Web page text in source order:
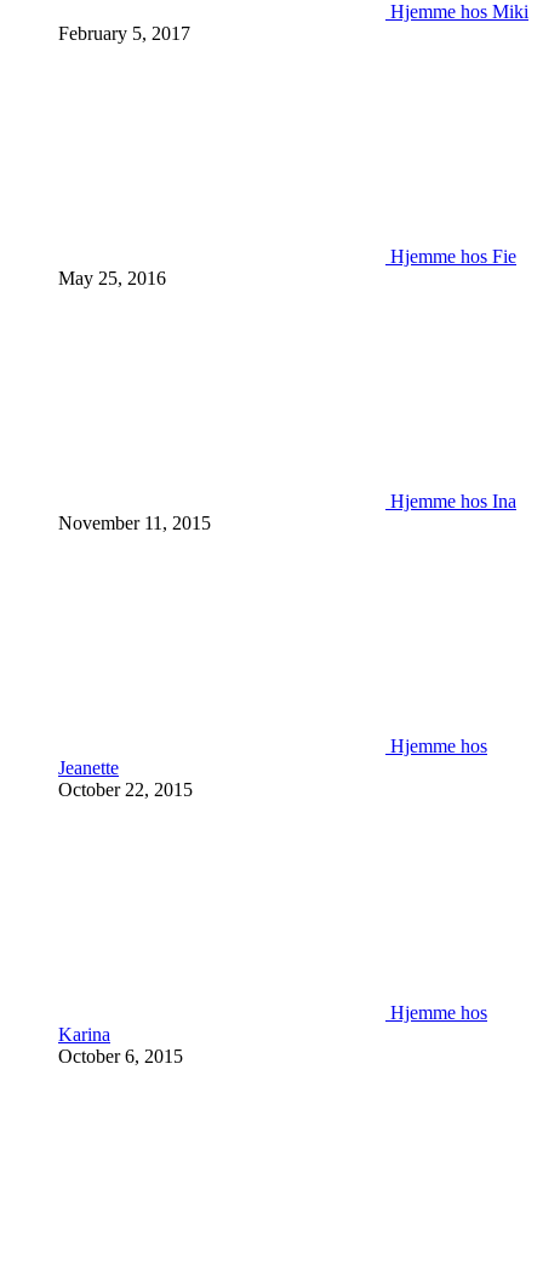
Hjemme hos Miki
February 5, 2017
Hjemme hos Fie
May 25, 2016
Hjemme hos Ina
November 11, 2015
Hjemme hos
Jeanette
October 22, 2015
Hjemme hos
Karina
October 6, 2015